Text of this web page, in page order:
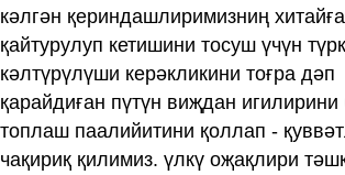
кәлгән қериндашлиримизниң хитайға
қайтурулуп кетишини тосуш үчүн
кәлтүрүлүши керәкликини тоғра дәп
қарайдиған пүтүн виҗдан игилирини
топлаш паалийитини қоллап -
чақириқ қилимиз. үлкү оҗақлири